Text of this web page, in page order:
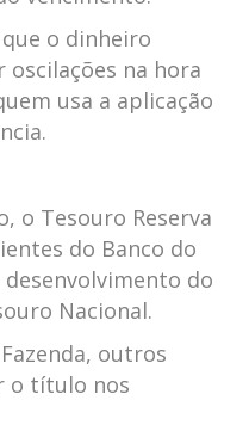
o dinheiro
oscilações na hora
usa a aplicação
o Tesouro Reserva
do Banco do
do
Nacional.
outros
o título nos